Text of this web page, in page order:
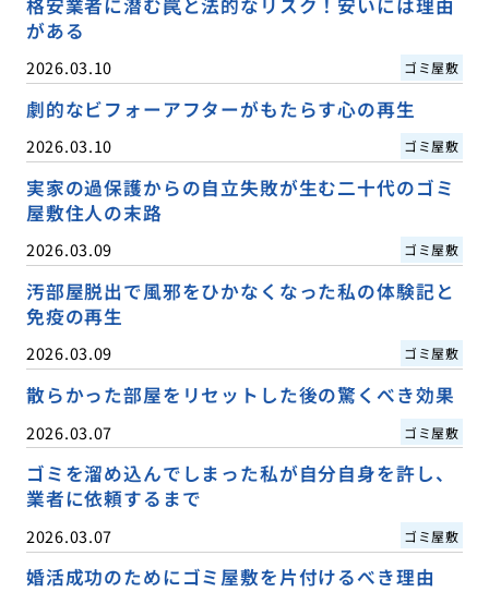
格安業者に潜む罠と法的なリスク！安いには理由
がある
2026.03.10 ゴミ屋敷
劇的なビフォーアフターがもたらす心の再生
2026.03.10 ゴミ屋敷
実家の過保護からの自立失敗が生む二十代のゴミ
屋敷住人の末路
2026.03.09 ゴミ屋敷
汚部屋脱出で風邪をひかなくなった私の体験記と
免疫の再生
2026.03.09 ゴミ屋敷
散らかった部屋をリセットした後の驚くべき効果
2026.03.07 ゴミ屋敷
ゴミを溜め込んでしまった私が自分自身を許し、
業者に依頼するまで
2026.03.07 ゴミ屋敷
婚活成功のためにゴミ屋敷を片付けるべき理由